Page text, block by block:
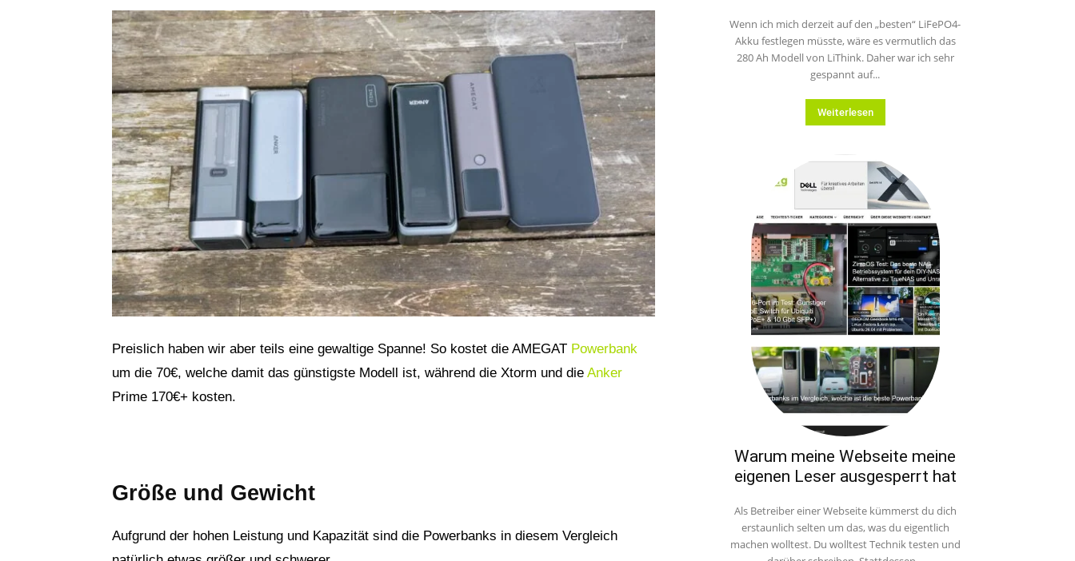
Preislich haben wir aber teils eine gewaltige Spanne! So kostet die AMEGAT Powerbank
um die 70€, welche damit das günstigste Modell ist, während die Xtorm und die Anker
Prime 170€+ kosten.
Größe und Gewicht
Aufgrund der hohen Leistung und Kapazität sind die Powerbanks in diesem Vergleich
Wenn ich mich derzeit auf den „besten“ LiFePO4-
Akku festlegen müsste, wäre es vermutlich das
280 Ah Modell von LiThink. Daher war ich sehr
gespannt auf...
Weiterlesen
Warum meine Webseite meine
eigenen Leser ausgesperrt hat
Als Betreiber einer Webseite kümmerst du dich
erstaunlich selten um das, was du eigentlich
machen wolltest. Du wolltest Technik testen und